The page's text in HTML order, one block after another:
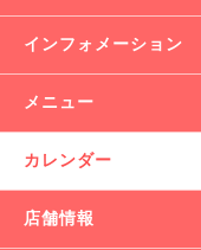
インフォメーション
メニュー
カレンダー
店舗情報